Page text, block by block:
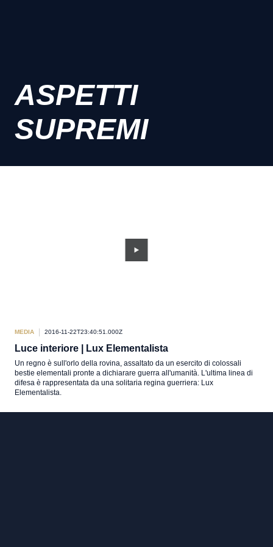
ASPETTI
SUPREMI
MEDIA 2016-11-22T23:40:51.000Z
Luce interiore | Lux Elementalista
Un regno è sull'orlo della rovina, assaltato da un esercito di colossali
bestie elementali pronte a dichiarare guerra all'umanità. L'ultima linea di
difesa è rappresentata da una solitaria regina guerriera: Lux
Elementalista.